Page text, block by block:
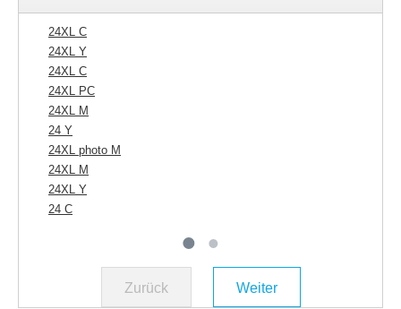
24XL C
24XL Y
24XL C
24XL PC
24XL M
24 Y
24XL photo M
24XL M
24XL Y
24 C
Zurück Weiter